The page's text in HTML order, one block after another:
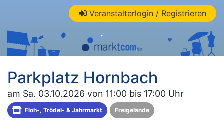
Veranstalterlogin / Registrieren
Parkplatz Hornbach
am Sa. 03.10.2026 von 11:00 bis 17:00 Uhr
Floh-, Trödel- & Jahrmarkt Freigelände